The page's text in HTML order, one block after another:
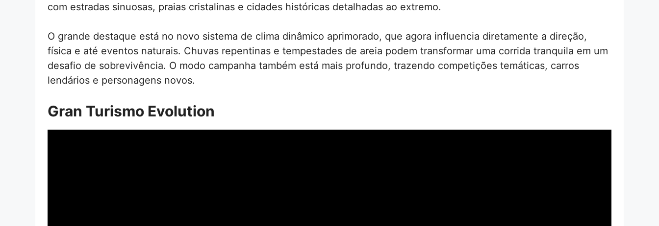
com estradas sinuosas, praias cristalinas e cidades históricas detalhadas ao extremo.
O grande destaque está no novo sistema de clima dinâmico aprimorado, que agora influencia diretamente a direção,
física e até eventos naturais. Chuvas repentinas e tempestades de areia podem transformar uma corrida tranquila em um
desafio de sobrevivência. O modo campanha também está mais profundo, trazendo competições temáticas, carros
lendários e personagens novos.
Gran Turismo Evolution